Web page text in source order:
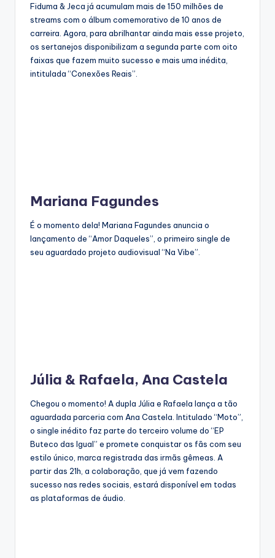
Fiduma & Jeca já acumulam mais de 150 milhões de
streams com o álbum comemorativo de 10 anos de
carreira. Agora, para abrilhantar ainda mais esse projeto,
os sertanejos disponibilizam a segunda parte com oito
faixas que fazem muito sucesso e mais uma inédita,
intitulada “Conexões Reais”.
Mariana Fagundes
É o momento dela! Mariana Fagundes anuncia o
lançamento de “Amor Daqueles”, o primeiro single de
seu aguardado projeto audiovisual “Na Vibe”.
Júlia & Rafaela, Ana Castela
Chegou o momento! A dupla Júlia e Rafaela lança a tão
aguardada parceria com Ana Castela. Intitulado “Moto”,
o single inédito faz parte do terceiro volume do “EP
Buteco das Igual” e promete conquistar os fãs com seu
estilo único, marca registrada das irmãs gêmeas. A
partir das 21h, a colaboração, que já vem fazendo
sucesso nas redes sociais, estará disponível em todas
as plataformas de áudio.